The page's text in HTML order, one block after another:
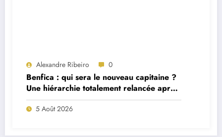
Alexandre Ribeiro 0
Benfica : qui sera le nouveau capitaine ?
Une hiérarchie totalement relancée après
deux départs majeurs
5 Août 2026